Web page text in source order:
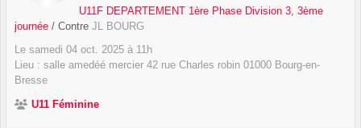
U11F DEPARTEMENT 1ère Phase Division 3, 3ème
journée / Contre JL BOURG
Le samedi 04 oct. 2025 à 11h
Lieu : salle amedéé mercier 42 rue Charles robin 01000 Bourg-en-
Bresse
U11 Féminine